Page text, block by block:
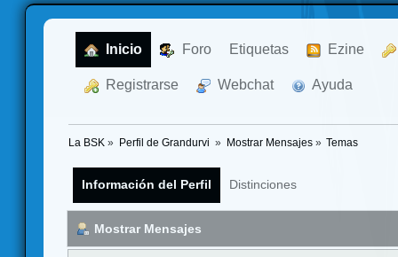
Inicio Foro Etiquetas Ezine
Registrarse Webchat Ayuda
La BSK » Perfil de Grandurvi » Mostrar Mensajes» Temas
Información del Perfil Distinciones
Mostrar Mensajes